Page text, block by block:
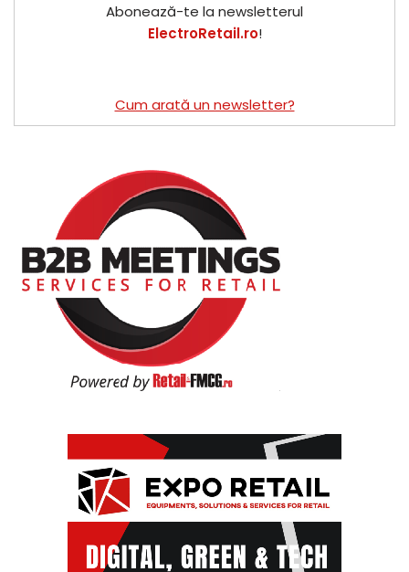
Abonează-te la newsletterul
ElectroRetail.ro!
Cum arată un newsletter?